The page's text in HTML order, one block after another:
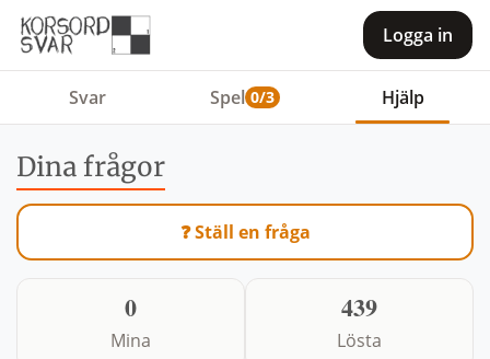
Logga in
Svar Spel 0/3 Hjälp
Dina frågor
❓ Ställ en fråga
0
Mina
439
Lösta